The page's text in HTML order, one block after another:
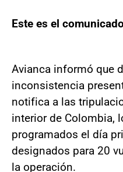
Este es el
Avianca informó que
inconsistencia
notifica a las
interior de Colombia,
programados el día
designados para 20
la operación.